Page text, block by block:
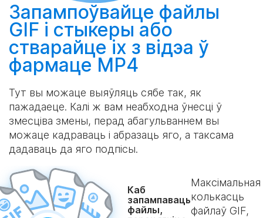
Запампоўвайце файлы
GIF і стыкеры або
стварайцеіх з відэа ў
фармаце MP4
Тут вы можаце выяўляць сябе так, як
пажадаеце. Калі ж вам неабходна ўнесці ў
змесціва змены, перад абагульваннем вы
можаце кадраваць і абразаць яго, а таксама
дадаваць да яго подпісы.
Каб
запампаваць
файлы,
Максімальная
колькасць
файлаў GIF,